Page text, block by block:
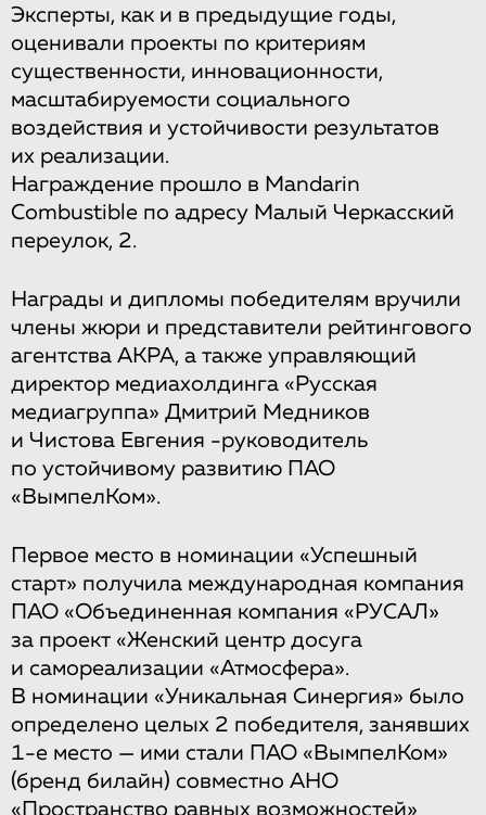
Эксперты, как и в предыдущие годы,
оценивали проекты по критериям
существенности, инновационности,
масштабируемости социального
воздействия и устойчивости результатов
их реализации.
Награждение прошло в Mandarin
Combustible по адресу Малый Черкасский
переулок, 2.
Награды и дипломы победителям вручили
члены жюри и представители рейтингового
агентства АКРА, а также управляющий
директор медиахолдинга «Русская
медиагруппа» Дмитрий Медников
и Чистова Евгения -руководитель
по устойчивому развитию ПАО
«ВымпелКом».
Первое место в номинации «Успешный
старт» получила международная компания
ПАО «Объединенная компания «РУСАЛ»
за проект «Женский центр досуга
и самореализации «Атмосфера».
В номинации «Уникальная Синергия» было
определено целых 2 победителя, занявших
1-е место — ими стали ПАО «ВымпелКом»
(бренд билайн) совместно АНО
«Пространство равных возможностей»